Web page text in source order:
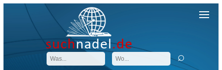
suchnadel.de